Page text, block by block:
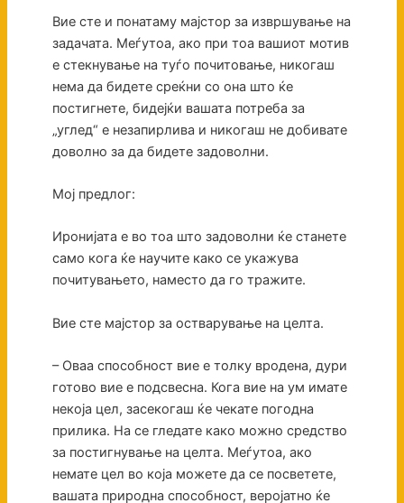
Вие сте и понатаму мајстор за извршување на
задачата. Меѓутоа, ако при тоа вашиот мотив
е стекнување на туѓо почитовање, никогаш
нема да бидете среќни со она што ќе
постигнете, бидејќи вашата потреба за
„углед“ е незапирлива и никогаш не добивате
доволно за да бидете задоволни.
Мој предлог:
Иронијата е во тоа што задоволни ќе станете
само кога ќе научите како се укажува
почитувањето, наместо да го тражите.
Вие сте мајстор за остварување на целта.
– Оваа способност вие е толку вродена, дури
готово вие е подсвесна. Кога вие на ум имате
некоја цел, засекогаш ќе чекате погодна
прилика. На се гледате како можно средство
за постигнување на целта. Меѓутоа, ако
немате цел во која можете да се посветете,
вашата природна способност, веројатно ќе